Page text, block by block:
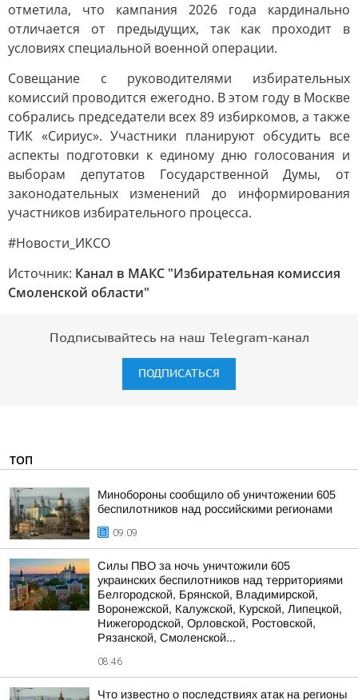
отметила, что кампания 2026 года кардинально
отличается от предыдущих, так как проходит в
условиях специальной военной операции.
Совещание с руководителями избирательных
комиссий проводится ежегодно. В этом году в Москве
собрались председатели всех 89 избиркомов, а также
ТИК «Сириус». Участники планируют обсудить все
аспекты подготовки к единому дню голосования и
выборам депутатов Государственной Думы, от
законодательных изменений до информирования
участников избирательного процесса.
#Новости_ИКСО
Источник: Канал в МАКС "Избирательная комиссия
Смоленской области"
Подписывайтесь на наш Telegram-канал
ПОДПИСАТЬСЯ
ТОП
Минобороны сообщило об уничтожении 605
беспилотников над российскими регионами
09:09
Силы ПВО за ночь уничтожили 605
украинских беспилотников над территориями
Белгородской, Брянской, Владимирской,
Воронежской, Калужской, Курской, Липецкой,
Нижегородской, Орловской, Ростовской,
Рязанской, Смоленской...
08:46
Что известно о последствиях атак на регионы